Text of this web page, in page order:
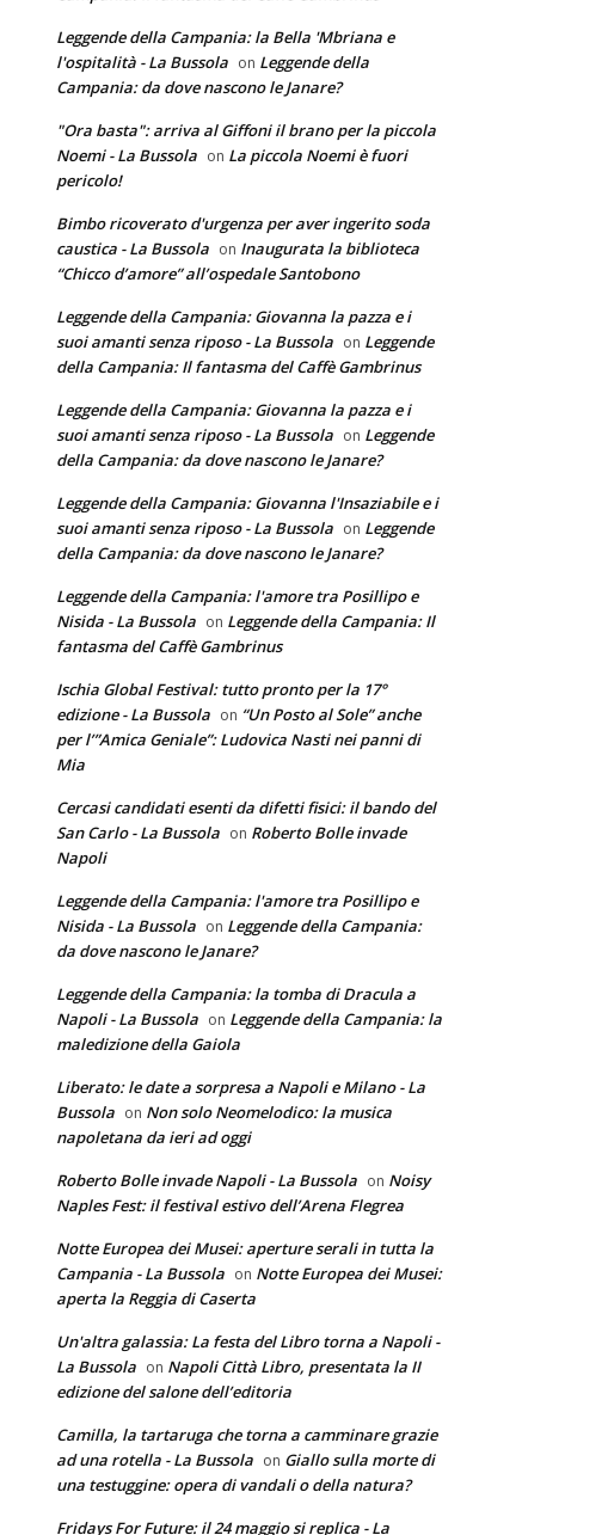
Leggende della Campania: la Bella 'Mbriana e
l'ospitalità - La Bussola on Leggende della
Campania: da dove nascono le Janare?
"Ora basta": arriva al Giffoni il brano per la piccola
Noemi - La Bussola on La piccola Noemi è fuori
pericolo!
Bimbo ricoverato d'urgenza per aver ingerito soda
caustica - La Bussola on Inaugurata la biblioteca
“Chicco d’amore” all’ospedale Santobono
Leggende della Campania: Giovanna la pazza e i
suoi amanti senza riposo - La Bussola on Leggende
della Campania: Il fantasma del Caffè Gambrinus
Leggende della Campania: Giovanna la pazza e i
suoi amanti senza riposo - La Bussola on Leggende
della Campania: da dove nascono le Janare?
Leggende della Campania: Giovanna l'Insaziabile e i
suoi amanti senza riposo - La Bussola on Leggende
della Campania: da dove nascono le Janare?
Leggende della Campania: l'amore tra Posillipo e
Nisida - La Bussola on Leggende della Campania: Il
fantasma del Caffè Gambrinus
Ischia Global Festival: tutto pronto per la 17°
edizione - La Bussola on “Un Posto al Sole” anche
per l’”Amica Geniale”: Ludovica Nasti nei panni di
Mia
Cercasi candidati esenti da difetti fisici: il bando del
San Carlo - La Bussola on Roberto Bolle invade
Napoli
Leggende della Campania: l'amore tra Posillipo e
Nisida - La Bussola on Leggende della Campania:
da dove nascono le Janare?
Leggende della Campania: la tomba di Dracula a
Napoli - La Bussola on Leggende della Campania: la
maledizione della Gaiola
Liberato: le date a sorpresa a Napoli e Milano - La
Bussola on Non solo Neomelodico: la musica
napoletana da ieri ad oggi
Roberto Bolle invade Napoli - La Bussola on Noisy
Naples Fest: il festival estivo dell’Arena Flegrea
Notte Europea dei Musei: aperture serali in tutta la
Campania - La Bussola on Notte Europea dei Musei:
aperta la Reggia di Caserta
Un'altra galassia: La festa del Libro torna a Napoli -
La Bussola on Napoli Città Libro, presentata la II
edizione del salone dell’editoria
Camilla, la tartaruga che torna a camminare grazie
ad una rotella - La Bussola on Giallo sulla morte di
una testuggine: opera di vandali o della natura?
Fridays For Future: il 24 maggio si replica - La